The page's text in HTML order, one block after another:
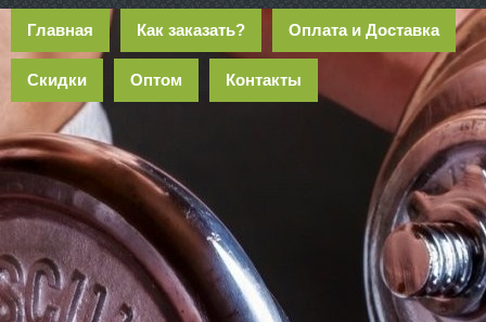
Главная Как заказать? Оплата и Доставка
Скидки Оптом Контакты